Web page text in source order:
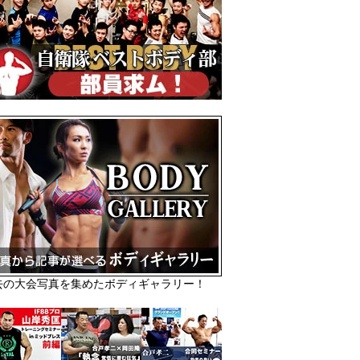
の大会写真を集めたボディギャラリー！